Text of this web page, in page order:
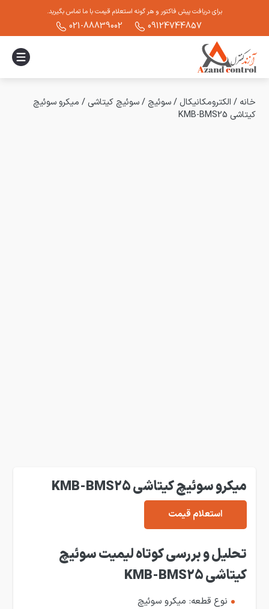
برای دریافت پیش فاکتور و هر گونه استعلام قیمت با ما تماس بگیرید.
09124744857
021-88839002
خانه / الکترومکانیکال /سوئیچ /سوئیچ کیتاشی / میکرو سوئیچ
کیتاشی KMB-BMS25
میکرو سوئیچ کیتاشی KMB-BMS25
استعلام قیمت
تحلیل و بررسی کوتاه لیمیت سوئیچ
کیتاشی KMB-BMS25
نوع قطعه: میکرو سوئیچ